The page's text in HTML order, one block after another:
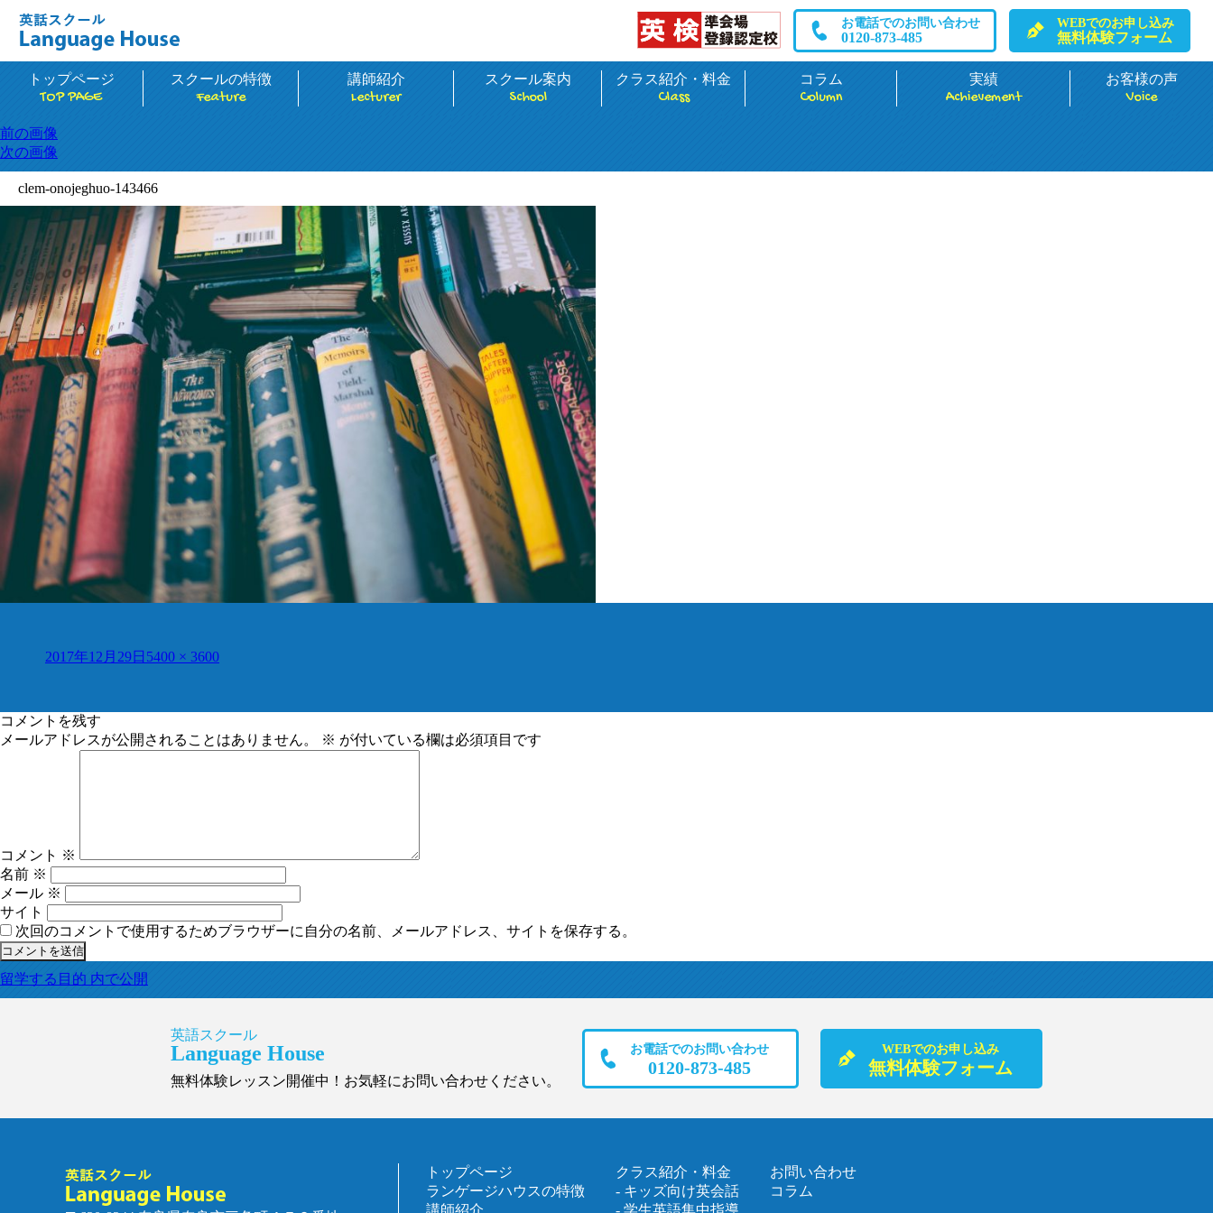
お電話でのお問い合わせ
0120-873-485
WEBでのお申し込み
無料体験フォーム
トップページ
TOP PAGE
スクールの特徴
Feature
講師紹介
Lecturer
スクール案内
School
クラス紹介・料金
Class
コラム
Column
実績
Achievement
お客様の声
Voice
前の画像
次の画像
clem-onojeghuo-143466
投
2017年12月29日 フ
イ
ズ
5400 × 3600
コメントを残す
メールアドレスが公開されることはありません。
※ が付いている欄は必須項目です
コメント ※
名前 ※
メール ※
サイト
次回のコメントで使用するためブラウザーに自分の名前、メールアドレス、サイトを保存する。
投
稿
留学する目的 内で公開
英語スクール
Language House
無料体験レッスン開催中！お気軽にお問い合わせください。
お電話でのお問い合わせ
0120-873-485
WEBでのお申し込み
無料体験フォーム
トップページ
ランゲージハウスの特徴
講師紹介
クラス紹介・料金
- キッズ向け英会話
- 学生英語集中指導
お問い合わせ
コラム